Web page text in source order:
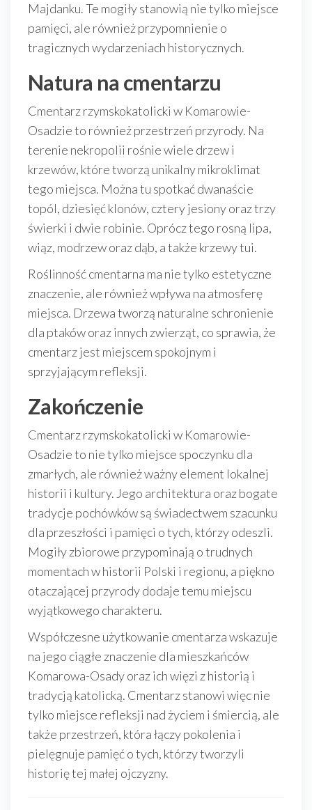
Majdanku. Te mogiły stanowią nie tylko miejsce
pamięci, ale również przypomnienie o
tragicznych wydarzeniach historycznych.
Natura na cmentarzu
Cmentarz rzymskokatolicki w Komarowie-
Osadzie to również przestrzeń przyrody. Na
terenie nekropolii rośnie wiele drzew i
krzewów, które tworzą unikalny mikroklimat
tego miejsca. Można tu spotkać dwanaście
topól, dziesięć klonów, cztery jesiony oraz trzy
świerki i dwie robinie. Oprócz tego rosną lipa,
wiąz, modrzew oraz dąb, a także krzewy tui.
Roślinność cmentarna ma nie tylko estetyczne
znaczenie, ale również wpływa na atmosferę
miejsca. Drzewa tworzą naturalne schronienie
dla ptaków oraz innych zwierząt, co sprawia, że
cmentarz jest miejscem spokojnym i
sprzyjającym refleksji.
Zakończenie
Cmentarz rzymskokatolicki w Komarowie-
Osadzie to nie tylko miejsce spoczynku dla
zmarłych, ale również ważny element lokalnej
historii i kultury. Jego architektura oraz bogate
tradycje pochówków są świadectwem szacunku
dla przeszłości i pamięci o tych, którzy odeszli.
Mogiły zbiorowe przypominają o trudnych
momentach w historii Polski i regionu, a piękno
otaczającej przyrody dodaje temu miejscu
wyjątkowego charakteru.
Współczesne użytkowanie cmentarza wskazuje
na jego ciągłe znaczenie dla mieszkańców
Komarowa-Osady oraz ich więzi z historią i
tradycją katolicką. Cmentarz stanowi więc nie
tylko miejsce refleksji nad życiem i śmiercią, ale
także przestrzeń, która łączy pokolenia i
pielęgnuje pamięć o tych, którzy tworzyli
historię tej małej ojczyzny.